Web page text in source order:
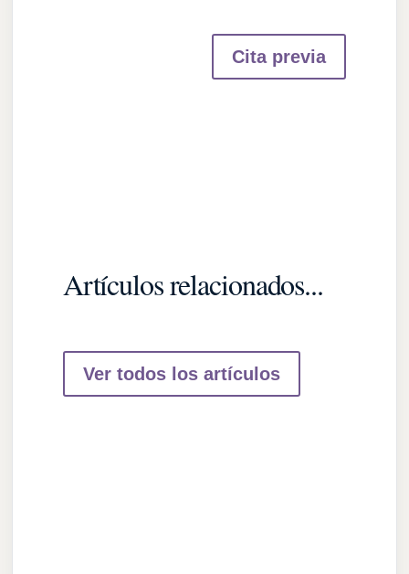
Cita previa
Artículos relacionados...
Ver todos los artículos